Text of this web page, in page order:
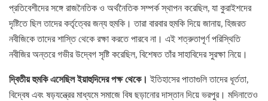
প্রতিবেশীদের সঙ্গে রাজনৈতিক ও অর্থনৈতিক সম্পর্ক স্থাপন করেছিল, যা কুরাইশদের
দৃষ্টিতে ছিল তাদের কর্তৃত্বের জন্য হুমকি। তারা বারবার হুমকি দিয়ে জানায়, হিজরত
নবীজিকে তাদের শাস্তি থেকে রক্ষা করতে পারবে না। এই শত্রুতাপূর্ণ পরিস্থিতি
নবীজির অন্তরে গভীর উদ্বেগ সৃষ্টি করেছিল, বিশেষত তাঁর সাহাবিদের সুরক্ষা নিয়ে।
দ্বিতীয় হুমকি এসেছিল ইয়াহুদিদের পক্ষ থেকে। ইতিহাসের পাতাগুলি তাদের ধূর্ততা,
বিদ্বেষ এবং ষড়যন্ত্রের মাধ্যমে সমাজে বিষ ছড়ানোর দাস্তান দিয়ে ভরপুর। মদিনাতেও